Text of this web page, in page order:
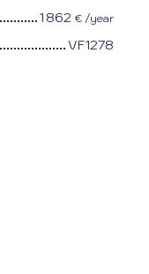
1 862 € /year
VF1278